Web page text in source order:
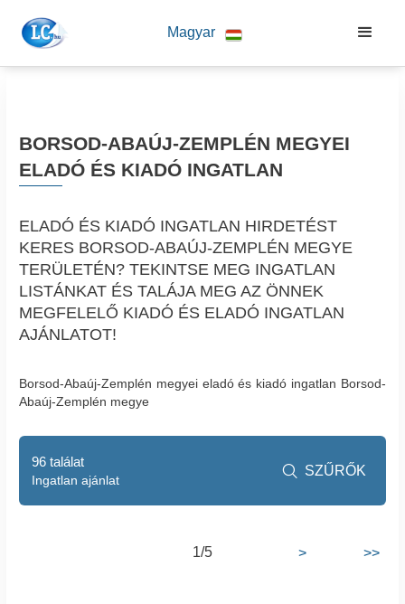
Magyar
BORSOD-ABAÚJ-ZEMPLÉN MEGYEI
ELADÓ ÉS KIADÓ INGATLAN
ELADÓ ÉS KIADÓ INGATLAN HIRDETÉST
KERES BORSOD-ABAÚJ-ZEMPLÉN MEGYE
TERÜLETÉN? TEKINTSE MEG INGATLAN
LISTÁNKAT ÉS TALÁJA MEG AZ ÖNNEK
MEGFELELŐ KIADÓ ÉS ELADÓ INGATLAN
AJÁNLATOT!
Borsod-Abaúj-Zemplén megyei eladó és kiadó ingatlan Borsod-
Abaúj-Zemplén megye
1/5 > >>
96 találat
Ingatlan ajánlat
 SZŰRŐK